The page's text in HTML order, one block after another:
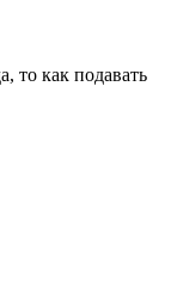
то как подавать